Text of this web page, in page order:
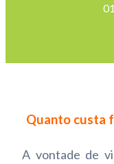
01
Quanto custa
A vontade de